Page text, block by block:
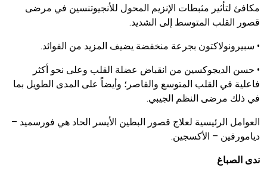
مكافئ لتأثير مثبطات الإنزيم المحول للأنجيوتنسين في مرضى
قصور القلب المتوسط إلى الشديد.
• سبيرونولاكتون بجرعة منخفضة يضيف المزيد من الفوائد.
• حسن الديجوكسين من انقباض عضلة القلب وعلى نحو أكثر
فاعلية في القلب المتوسع والقاصر؛ وأيضاً على المدى الطويل بما
في ذلك مرضى النظم الجيبي.
العوامل الرئيسية لعلاج قصور البطين الأيسر الحاد هي فورسميد –
ديامورفين – الأكسجين.
ندى الصباغ